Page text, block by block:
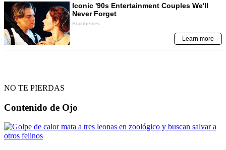
NO TE PIERDAS
Contenido de Ojo